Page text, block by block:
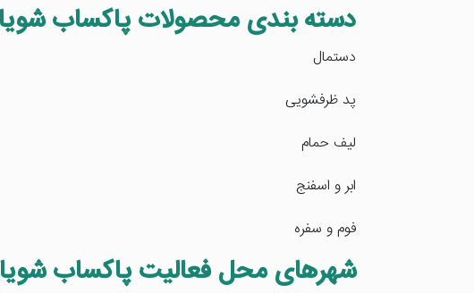
دسته بندی محصولات پاکساب
دستمال
پد ظرفشویی
لیف حمام
ابر و اسفنج
فوم و سفره
شهرهای محل فعالیت پاکساب